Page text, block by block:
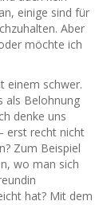
einige sind für
Aber
möchte ich
einem schwer.
als Belohnung
denke uns
erst recht nicht
Zum Beispiel
wo man sich
hat? Mit dem